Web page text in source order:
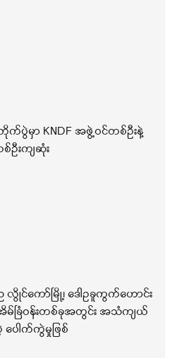
က်ပွဲမှာ KNDF အဖွဲ့ဝင်တစ်ဦးနဲ့
ဦးကျဆုံး
င်ကော်မြို့၊ ဒေါဥခူကွက်ဟောင်း
မ်ခြံဝန်းတစ်ခုအတွင်း အသံကျယ်
ေါက်ကွဲမှုဖြစ်